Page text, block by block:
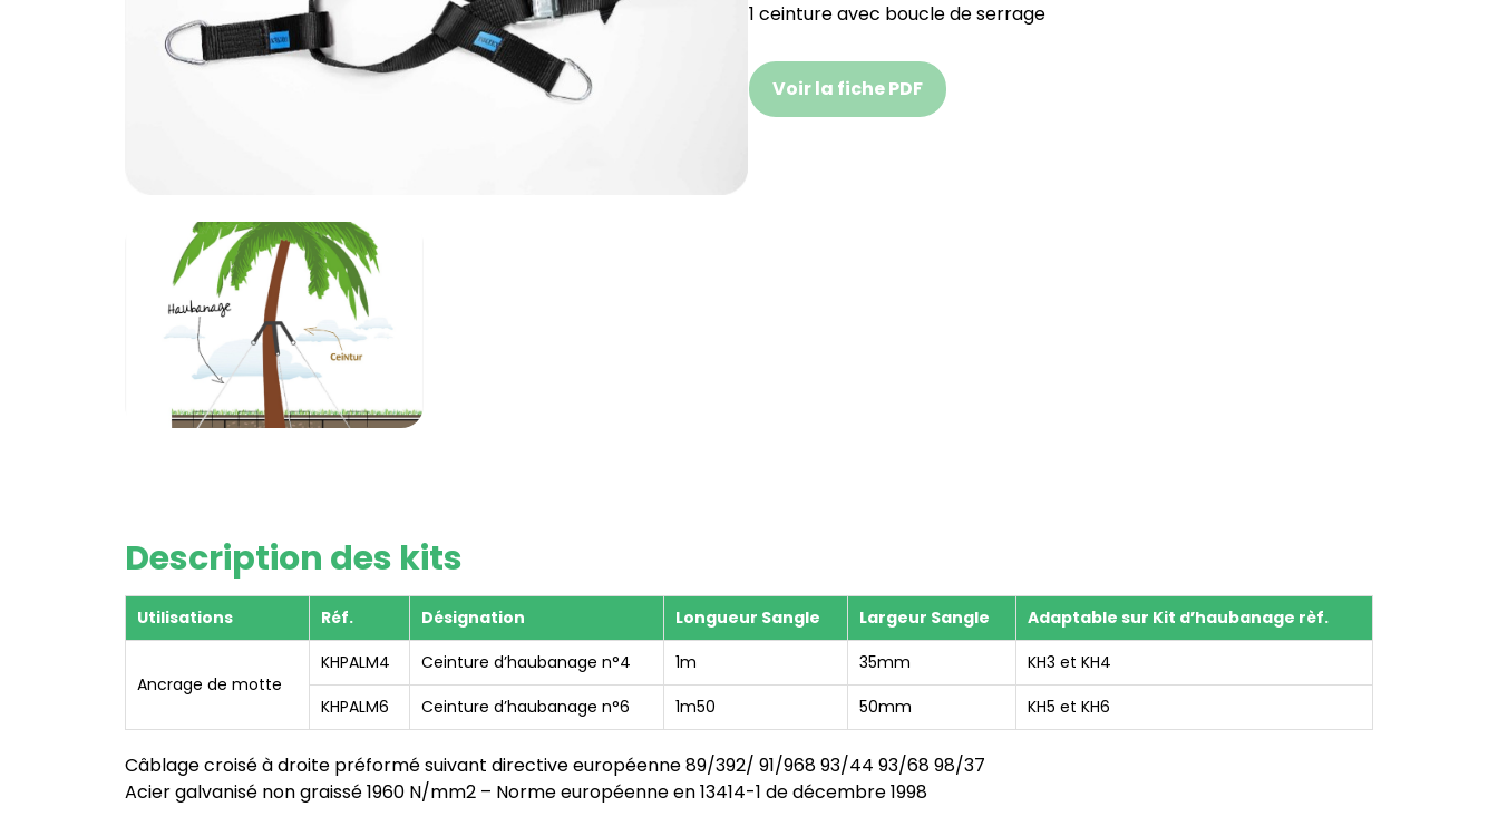
1 ceinture avec boucle de serrage
Voir la fiche PDF
Description des kits
Utilisations Réf. Désignation Longueur Sangle Largeur Sangle Adaptable sur Kit d’haubanage rèf.
Ancrage de motte
KHPALM4 Ceinture d’haubanage n°4 1m 35mm
KH3 et KH4
KHPALM6
Ceinture d’haubanage n°6 1m50 50mm KH5 et KH6
Câblage croisé à droite préformé suivant directive européenne 89/392/ 91/968 93/44 93/68 98/37
Acier galvanisé non graissé 1960 N/mm2 – Norme européenne en 13414-1 de décembre 1998